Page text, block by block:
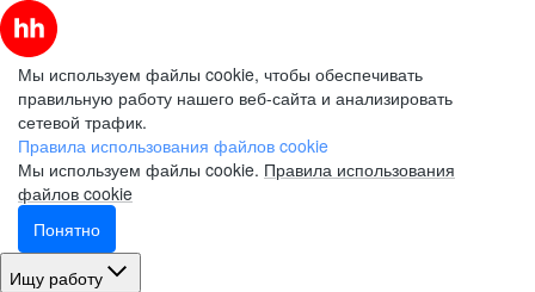
Мы используем файлы cookie, чтобы обеспечивать
правильную работу нашего веб-сайта и анализировать
сетевой трафик.
Правила использования файлов cookie
Мы используем файлы cookie. Правила использования
файлов cookie
Понятно
Ищу работу